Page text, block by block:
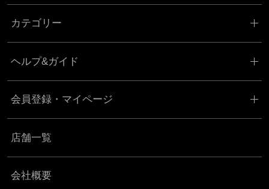
カテゴリー
ヘルプ&ガイド
会員登録・マイページ
店舗一覧
会社概要